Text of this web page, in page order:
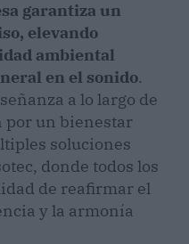
garantiza un
elevando
ambiental
en el sonido.
a lo largo de
por un bienestar
soluciones
donde todos los
de reafirmar el
y la armonía